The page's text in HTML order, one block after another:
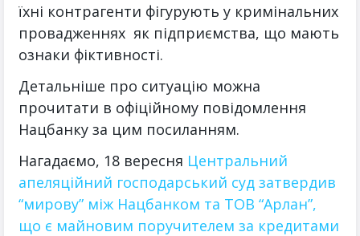
їхні контрагенти фігурують у кримінальних
провадженнях як підприємства, що мають
ознаки фіктивності.
Детальніше про ситуацію можна
прочитати в офіційному повідомлення
Нацбанку за цим посиланням.
Нагадаємо, 18 вересня Центральний
апеляційний господарський суд затвердив
“мирову” між Нацбанком та ТОВ “Арлан”,
що є майновим поручителем за кредитами